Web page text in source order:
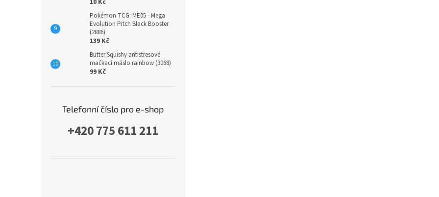
10 Kč
Pokémon TCG: ME05 - Mega
Evolution Pitch Black Booster
(2886)
139 Kč
Butter Squishy antistresové
mačkací máslo rainbow (3068)
99 Kč
Telefonní číslo pro e-shop
+420 775 611 211